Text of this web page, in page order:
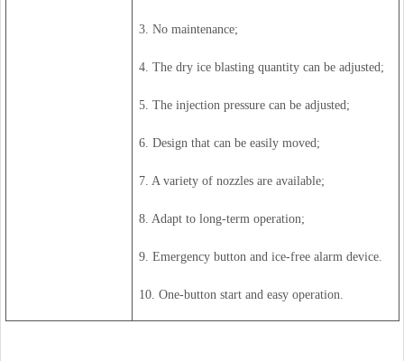
3. No maintenance;
4. The dry ice blasting quantity can be adjusted;
5. The injection pressure can be adjusted;
6. Design that can be easily moved;
7. A variety of nozzles are available;
8. Adapt to long-term operation;
9. Emergency button and ice-free alarm device.
10. One-button start and easy operation.